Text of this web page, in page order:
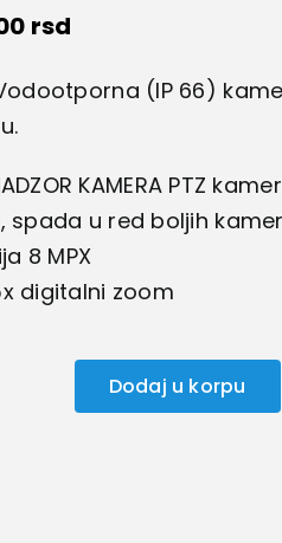
rsd
(IP 66)
KAMERA PTZ
spada u red boljih
8 MPX
digitalni zoom
Dodaj u korpu